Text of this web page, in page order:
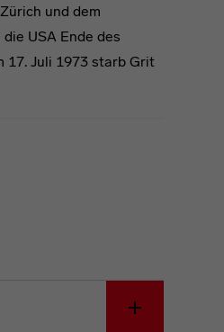
und dem
USA Ende des
17. Juli 1973 starb Grit